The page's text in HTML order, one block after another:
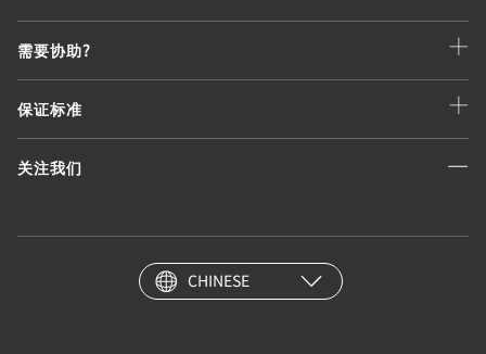
需要协助?
保证标准
关注我们
CHINESE